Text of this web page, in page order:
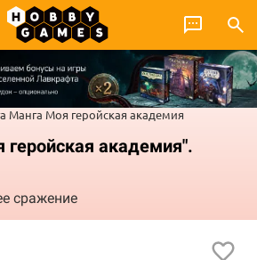
Манга Моя геройская академия
академия".
сражение